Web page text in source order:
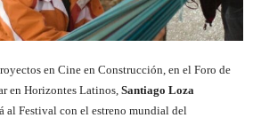
en Cine en Construcción, en el Foro de
en Horizontes Latinos, Santiago Loza
al Festival con el estreno mundial del